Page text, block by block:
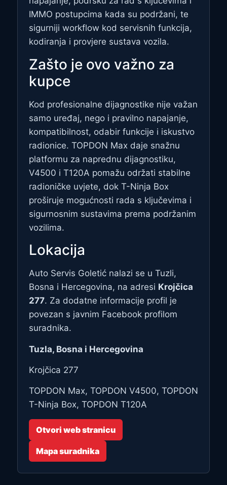
IMMO postupcima kada su podržani, te
sigurniji workflow kod servisnih funkcija,
kodiranja i provjere sustava vozila.
Zašto je ovo važno za
kupce
Kod profesionalne dijagnostike nije važan
samo uređaj, nego i pravilno napajanje,
kompatibilnost, odabir funkcije i iskustvo
radionice. TOPDON Max daje snažnu
platformu za naprednu dijagnostiku,
V4500 i T120A pomažu održati stabilne
radioničke uvjete, dok T-Ninja Box
proširuje mogućnosti rada s ključevima i
sigurnosnim sustavima prema podržanim
vozilima.
Lokacija
Auto Servis Goletić nalazi se u Tuzli,
Bosna i Hercegovina, na adresi Krojčica
277. Za dodatne informacije profil je
povezan s javnim Facebook profilom
suradnika.
Tuzla, Bosna i Hercegovina
Krojčica 277
TOPDON Max, TOPDON V4500, TOPDON
T-Ninja Box, TOPDON T120A
Otvori web stranicu
Mapa suradnika